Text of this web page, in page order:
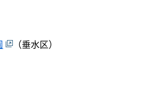
（垂水区）